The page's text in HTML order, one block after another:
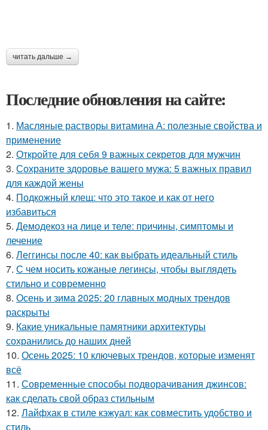
читать дальше →
Последние обновления на сайте:
1. Масляные растворы витамина А: полезные свойства и
применение
2. Откройте для себя 9 важных секретов для мужчин
3. Сохраните здоровье вашего мужа: 5 важных правил
для каждой жены
4. Подкожный клещ: что это такое и как от него
избавиться
5. Демодекоз на лице и теле: причины, симптомы и
лечение
6. Леггинсы после 40: как выбрать идеальный стиль
7. С чем носить кожаные легинсы, чтобы выглядеть
стильно и современно
8. Осень и зима 2025: 20 главных модных трендов
раскрыты
9. Какие уникальные памятники архитектуры
сохранились до наших дней
10. Осень 2025: 10 ключевых трендов, которые изменят
всё
11. Современные способы подворачивания джинсов:
как сделать свой образ стильным
12. Лайфхак в стиле кэжуал: как совместить удобство и
стиль